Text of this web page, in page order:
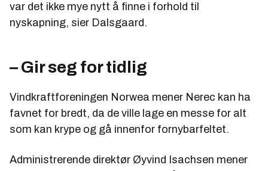
var det ikke mye nytt å finne i forhold til
nyskapning, sier Dalsgaard.
– Gir seg for tidlig
Vindkraftforeningen Norwea mener Nerec kan ha
favnet for bredt, da de ville lage en messe for alt
som kan krype og gå innenfor fornybarfeltet.
Administrerende direktør Øyvind Isachsen mener